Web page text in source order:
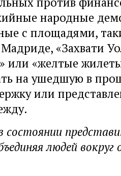
народные
с площадями,
«Захвати
или «желтые
на ушедшую в
или
состоянии
людей